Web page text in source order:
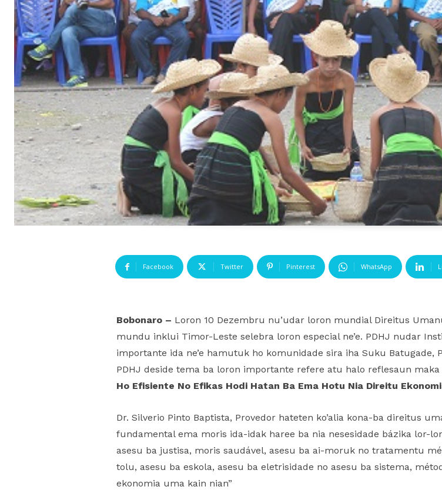
Facebook Twitter Pinterest WhatsApp
Bobonaro – Loron 10 Dezembru nu’udar loron mundial Direitus
mundu inklui Timor-Leste selebra loron especial ne’e. PDHJ nudar
importante ida ne’e hamutuk ho komunidade sira iha Suku Batugade,
PDHJ deside tema ba loron importante refere atu halo reflesaun maka
Ho Efisiente No Efikas Hodi Hatan Ba Ema Hotu Nia Direitu
Dr. Silverio Pinto Baptista, Provedor hateten ko’alia kona-ba direitus
fundamental ema moris ida-idak haree ba nia nesesidade bázika lor-
asesu ba justisa, moris saudável, asesu ba ai-moruk no tratamentu
tolu, asesu ba eskola, asesu ba eletrisidade no asesu ba sistema,
ekonomia uma kain nian”